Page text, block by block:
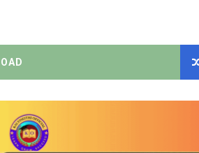
வெளியிட்ட முக்கிய அறிவிப்பு!